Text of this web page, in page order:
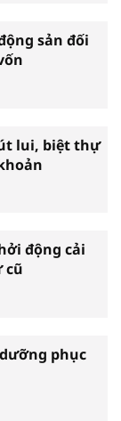
sản đối
lui, biệt thự
động cải
cũ
phục